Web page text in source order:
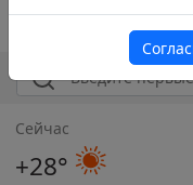
Сейчас
+28°